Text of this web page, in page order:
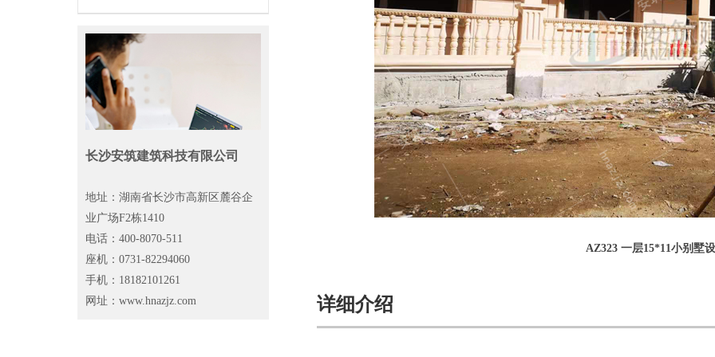
长沙安筑建筑科技有限公司
地址：湖南省长沙市高新区麓谷企
业广场F2栋1410
电话：400-8070-511
座机：0731-82294060
手机：18182101261
网址：www.hnazjz.com
AZ323 一层15*11小别墅
详细介绍